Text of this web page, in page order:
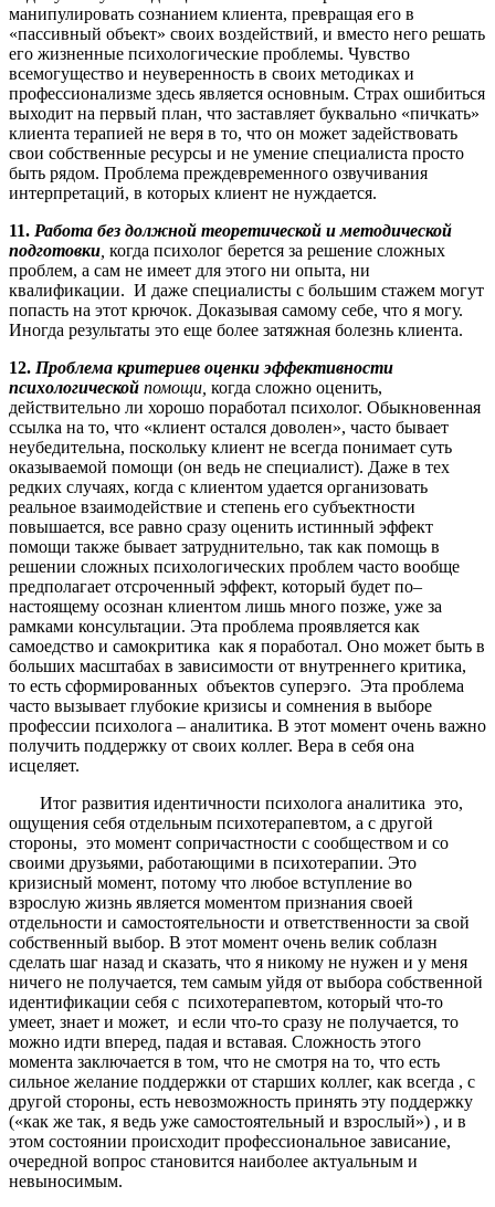
манипулировать сознанием клиента, превращая его в
«пассивный объект» своих воздействий, и вместо него решать
его жизненные психологические проблемы. Чувство
всемогущество и неуверенность в своих методиках и
профессионализме здесь является основным. Страх ошибиться
выходит на первый план, что заставляет буквально «пичкать»
клиента терапией не веря в то, что он может задействовать
свои собственные ресурсы и не умение специалиста просто
быть рядом. Проблема преждевременного озвучивания
интерпретаций, в которых клиент не нуждается.
11. Работа без должной теоретической и методической
подготовки когда психолог берется за решение сложных
проблем, а сам не имеет для этого ни опыта, ни
квалификации. И даже специалисты с большим стажем могут
попасть на этот крючок. Доказывая самому себе, что я могу.
Иногда результаты это еще более затяжная болезнь клиента.
12. Проблема критериев оценки эффективности
психологической помощи, когда сложно оценить,
действительно ли хорошо поработал психолог. Обыкновенная
ссылка на то, что «клиент остался доволен», часто бывает
неубедительна, поскольку клиент не всегда понимает суть
оказываемой помощи (он ведь не специалист). Даже в тех
редких случаях, когда с клиентом удается организовать
реальное взаимодействие и степень его субъектности
повышается, все равно сразу оценить истинный эффект
помощи также бывает затруднительно, так как помощь в
решении сложных психологических проблем часто вообще
предполагает отсроченный эффект, который будет по–
настоящему осознан клиентом лишь много позже, уже за
рамками консультации. Эта проблема проявляется как
самоедство и самокритика как я поработал. Оно может быть в
больших масштабах в зависимости от внутреннего критика,
то есть сформированных объектов суперэго. Эта проблема
часто вызывает глубокие кризисы и сомнения в выборе
профессии психолога – аналитика. В этот момент очень важно
получить поддержку от своих коллег. Вера в себя она
исцеляет.
Итог развития идентичности психолога аналитика это,
ощущения себя отдельным психотерапевтом, а с другой
стороны, это момент сопричастности с сообществом и со
своими друзьями, работающими в психотерапии. Это
кризисный момент, потому что любое вступление во
взрослую жизнь является моментом признания своей
отдельности и самостоятельности и ответственности за свой
собственный выбор. В этот момент очень велик соблазн
сделать шаг назад и сказать, что я никому не нужен и у меня
ничего не получается, тем самым уйдя от выбора собственной
идентификации себя с психотерапевтом, который что-то
умеет, знает и может, и если что-то сразу не получается, то
можно идти вперед, падая и вставая. Сложность этого
момента заключается в том, что не смотря на то, что есть
сильное желание поддержки от старших коллег, как всегда , с
другой стороны, есть невозможность принять эту поддержку
(«как же так, я ведь уже самостоятельный и взрослый») , и в
этом состоянии происходит профессиональное зависание,
очередной вопрос становится наиболее актуальным и
невыносимым.